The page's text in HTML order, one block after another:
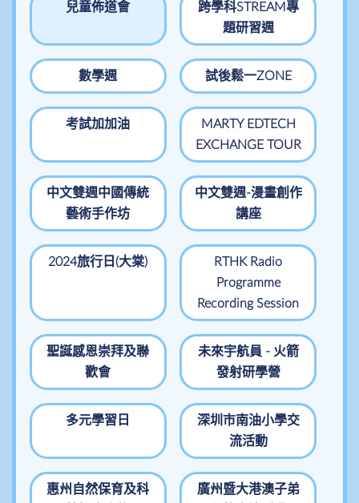
兒童佈道會
跨學科STREAM專
題研習週
數學週 試後鬆一ZONE
考試加加油
MARTY EDTECH
EXCHANGE TOUR
中文雙週中國傳統
藝術手作坊
中文雙週-漫畫創作
講座
2024旅行日(大棠)
RTHK Radio
Programme
Recording Session
聖誕感恩崇拜及聯
歡會
未來宇航員 - 火箭
發射研學營
多元學習日
深圳市南油小學交
流活動
惠州自然保育及科
廣州暨大港澳子弟